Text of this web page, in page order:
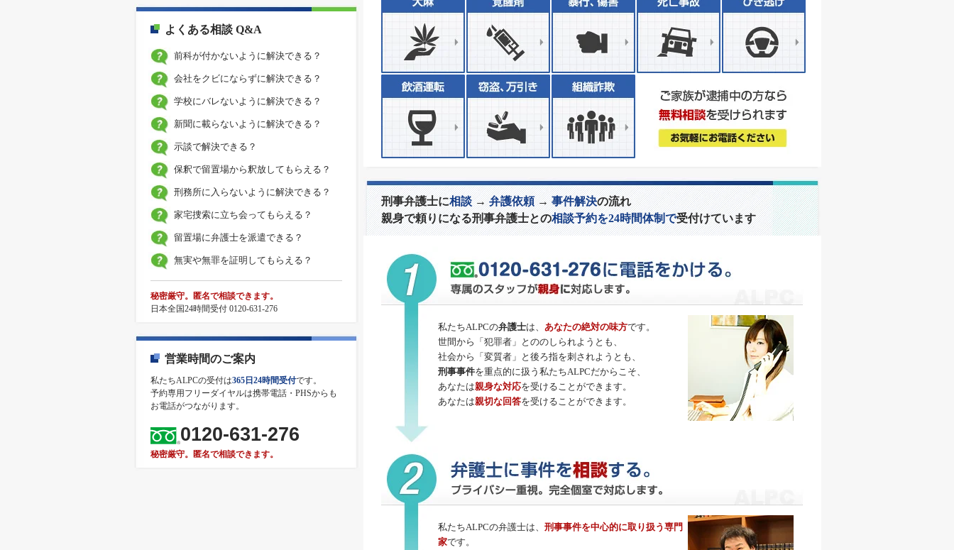
よくある相談 Q&A
前科が付かないように解決できる？
会社をクビにならずに解決できる？
学校にバレないように解決できる？
新聞に載らないように解決できる？
示談で解決できる？
保釈で留置場から釈放してもらえる？
刑務所に入らないように解決できる？
家宅捜索に立ち会ってもらえる？
留置場に弁護士を派遣できる？
無実や無罪を証明してもらえる？
秘密厳守。匿名で相談できます。
日本全国24時間受付 0120-631-276
営業時間のご案内
私たちALPCの受付は365日24時間受付です。
予約専用フリーダイヤルは携帯電話・PHSからも
お電話がつながります。
0120-631-276
秘密厳守。匿名で相談できます。
刑事弁護士に相談→弁護依頼→事件解決の流れ
親身で頼りになる刑事弁護士との相談予約を24時間体制で受付けています
私たちALPCの弁護士は、 あなたの絶対の味方です。
世間から「犯罪者」とののしられようとも、
社会から「変質者」と後ろ指を刺されようとも、
刑事事件を重点的に扱う私たちALPCだからこそ、
あなたは親身な対応を受けることができます。
あなたは親切な回答を受けることができます。
私たちALPCの弁護士は、 刑事事件を中心的に取り扱う専門
家です。